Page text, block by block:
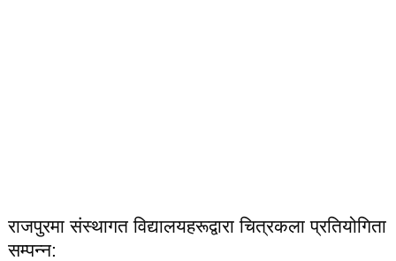
राजपुरमा संस्थागत विद्यालयहरूद्वारा चित्रकला प्रतियोगिता
सम्पन्न: